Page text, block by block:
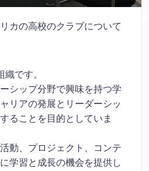
カの高校のクラブについて
です。
シップ分野で興味を持つ学
リアの発展とリーダーシッ
ることを目的としていま
動、プロジェクト、コンテ
学習と成長の機会を提供し